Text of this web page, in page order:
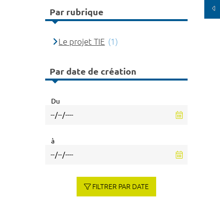
Par rubrique
Le projet TIE (1)
Par date de création
Du
à
FILTRER PAR DATE